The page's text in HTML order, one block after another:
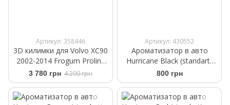
Артикул: 358446
3D килимки для Volvo XC90
2002-2014 Frogum Proline
3D427426
3 780 грн 4 200 грн
Артикул: 430552
Ароматизатор в авто
Hurricane Black (standart)
Аромасаше на дефлектор
800 грн